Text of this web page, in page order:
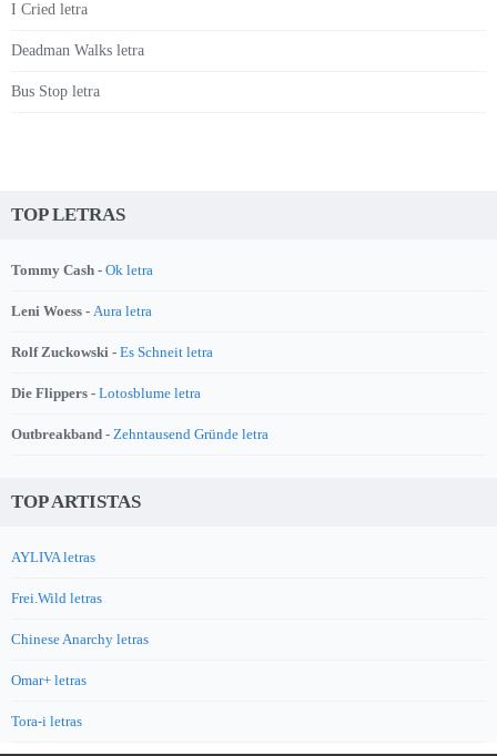
I Cried letra
Deadman Walks letra
Bus Stop letra
TOP LETRAS
Tommy Cash - Ok letra
Leni Woess - Aura letra
Rolf Zuckowski - Es Schneit letra
Die Flippers - Lotosblume letra
Outbreakband - Zehntausend Gründe letra
TOP ARTISTAS
AYLIVA letras
Frei.Wild letras
Chinese Anarchy letras
Omar+ letras
Tora-i letras